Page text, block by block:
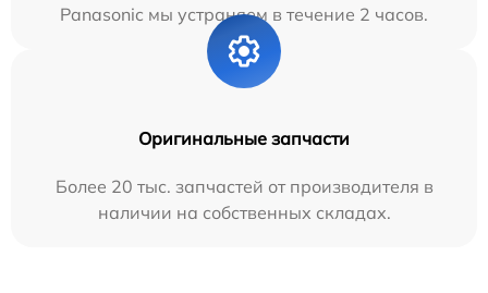
Panasonic мы устраняем в течение 2 часов.
Оригинальные запчасти
Более 20 тыс. запчастей от производителя в
наличии на собственных складах.